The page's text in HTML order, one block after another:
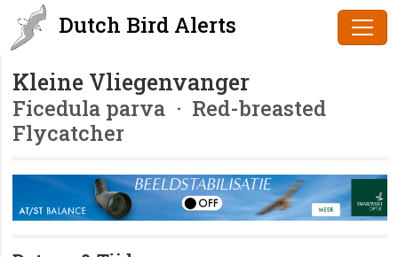
Dutch Bird Alerts
Kleine Vliegenvanger
Ficedula parva · Red-breasted
Flycatcher